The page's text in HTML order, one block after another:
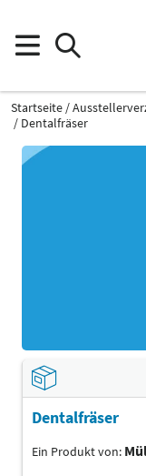
Startseite
Dentalfräser
Dentalfräser
Ein Produkt von: